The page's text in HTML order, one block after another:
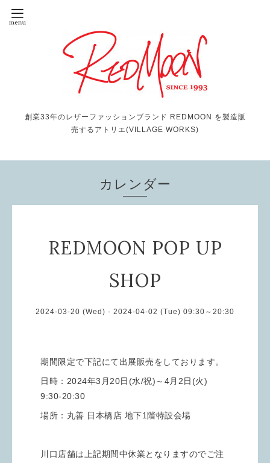
創業33年のレザーファッションブランド REDMOON を製造販
売するアトリエ(VILLAGE WORKS)
カレンダー
REDMOON POP UP
SHOP
2024-03-20 (Wed) - 2024-04-02 (Tue) 09:30～20:30
期間限定で下記にて出展販売をしております。
日時：2024年3月20日(水/祝)～4月2日(火)
9:30-20:30
場所：丸善 日本橋店 地下1階特設会場
川口店舗は上記期間中休業となりますのでご注